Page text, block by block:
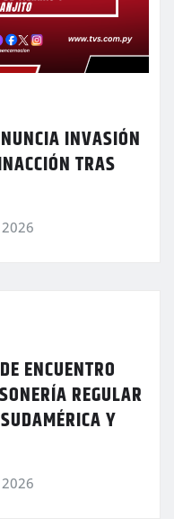
INVASIÓN
TRAS
2026
ENCUENTRO
REGULAR
Y
2026